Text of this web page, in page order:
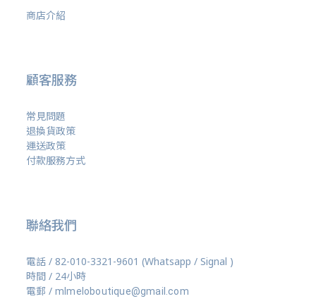
商店介紹
顧客服務
常見問題
退換貨政策
運送政策
付款服務方式
聯絡我們
電話 / 82-010-3321-9601 (Whatsapp / Signal )
時間 / 24小時
電郵 / mlmeloboutique@gmail.com